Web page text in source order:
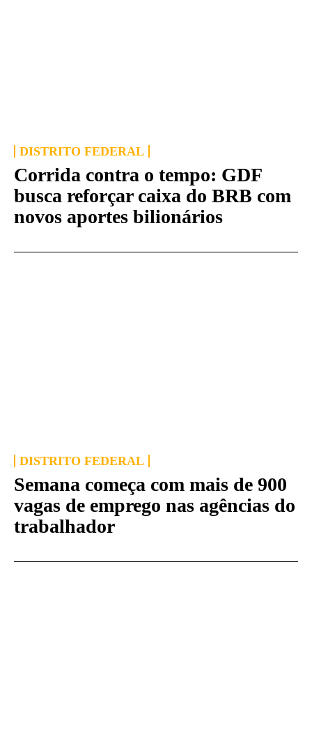
DISTRITO FEDERAL
Corrida contra o tempo: GDF
busca reforçar caixa do BRB com
novos aportes bilionários
DISTRITO FEDERAL
Semana começa com mais de 900
vagas de emprego nas agências do
trabalhador